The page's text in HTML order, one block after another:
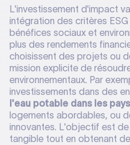
L'investissement d'impact
intégration des critères
bénéfices sociaux et
plus des rendements
choisissent des projets ou
mission explicite de
environnementaux. Par
investissements dans des
l'eau potable dans les
logements abordables, ou
innovantes. L'objectif est
tangible tout en obtenant